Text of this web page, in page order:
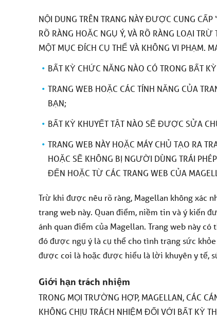
NỘI DUNG TRÊN TRANG NÀY ĐƯỢC CUNG
RÕ RÀNG HOẶC NGỤ Ý, VÀ RÕ RÀNG LOẠI
MỘT MỤC ĐÍCH CỤ THỂ VÀ KHÔNG VI PHẠM.
BẤT KỲ CHỨC NĂNG NÀO CÓ TRONG BẤT
TRANG WEB HOẶC CÁC TÍNH NĂNG CỦA
BẠN;
BẤT KỲ KHUYẾT TẬT NÀO SẼ ĐƯỢC SỬA
TRANG WEB NÀY HOẶC MÁY CHỦ TẠO RA
HOẶC SẼ KHÔNG BỊ NGƯỜI DÙNG TRÁI
ĐẾN HOẶC TỪ CÁC TRANG WEB CỦA
Trừ khi được nêu rõ ràng, Magellan không xác
trang web này. Quan điểm, niềm tin và ý kiến
ánh quan điểm của Magellan. Trang web này
đó được ngụ ý là cụ thể cho tình trạng sức
được coi là hoặc được hiểu là lời khuyên y tế,
Giới hạn trách nhiệm
TRONG MỌI TRƯỜNG HỢP, MAGELLAN, CÁC
KHÔNG CHỊU TRÁCH NHIỆM ĐỐI VỚI BẤT KỲ